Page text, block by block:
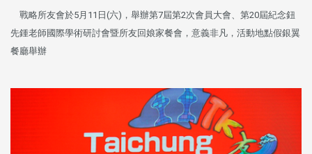
戰略所友會於5月11日(六)，舉辦第7屆第2次會員大會、第20屆紀念鈕
先鍾老師國際學術研討會暨所友回娘家餐會，意義非凡，活動地點假銀翼
餐廳舉辦